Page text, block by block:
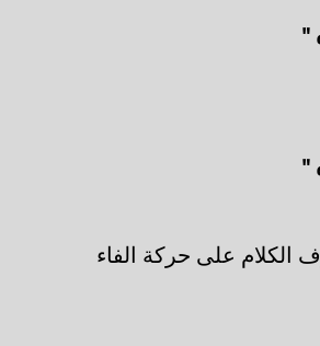
"
"
الكلام على حركة الفاء